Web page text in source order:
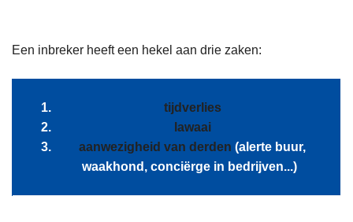
Een inbreker heeft een hekel aan drie zaken:
tijdverlies
lawaai
aanwezigheid van derden (alerte buur,
waakhond, conciërge in bedrijven...)